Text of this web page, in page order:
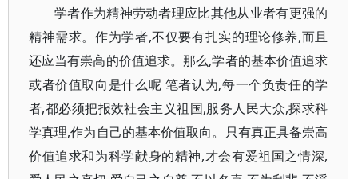
学者作为精神劳动者理应比其他从业者有更强的
精神需求。作为学者,不仅要有扎实的理论修养,而且
还应当有崇高的价值追求。那么,学者的基本价值追求
或者价值取向是什么呢 笔者认为,每一个负责任的学
者,都必须把报效社会主义祖国,服务人民大众,探求科
学真理,作为自己的基本价值取向。只有真正具备崇高
价值追求和为科学献身的精神,才会有爱祖国之情深,